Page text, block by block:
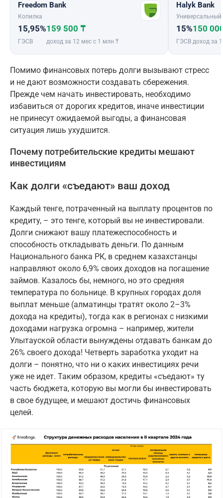
Freedom Bank
Копилка
15,95%
ГЭСВ
159 500 ₸
доход за 12 мес с 1 млн ₸
Halyk Bank
Универсальный
15%
ГЭСВ
150
доход за
Помимо финансовых потерь долги вызывают стресс
и не дают возможности создавать сбережения.
Прежде чем начать инвестировать, необходимо
избавиться от дорогих кредитов, иначе инвестиции
не принесут ожидаемой выгоды, а финансовая
ситуация лишь ухудшится.
Почему потребительские кредиты мешают
инвестициям
Как долги «съедают» ваш доход
Каждый тенге, потраченный на выплату процентов по
кредиту, – это тенге, который вы не инвестировали.
Долги снижают вашу платежеспособность и
способность откладывать деньги. По данным
Национального банка РК, в среднем казахстанцы
направляют около 6,9% своих доходов на погашение
займов. Казалось бы, немного, но это средняя
температура по больнице. В крупных городах доля
выплат меньше (алматинцы тратят около 2–3%
дохода на кредиты), тогда как в регионах с низкими
доходами нагрузка огромна – например, жители
Улытауской области вынуждены отдавать банкам до
26% своего дохода! Четверть заработка уходит на
долги – понятно, что ни о каких инвестициях речи
уже не идет. Таким образом, кредиты «съедают» ту
часть бюджета, которую вы могли бы инвестировать
в свое будущее, и мешают достичь финансовых
целей.